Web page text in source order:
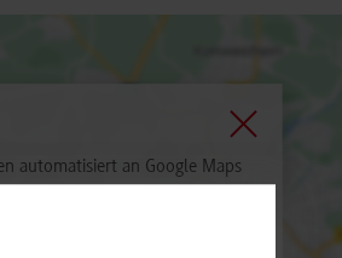
automatisiert an Google Maps